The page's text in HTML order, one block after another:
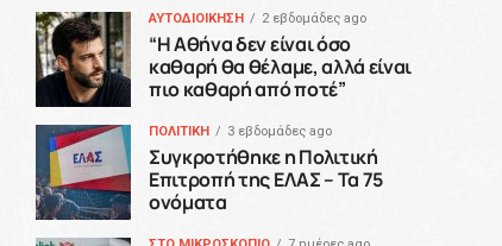
ΑΥΤΟΔΙΟΙΚΗΣΗ 2 εβδομάδες ago
“H Αθήνα δεν είναι όσο
καθαρή θα θέλαμε, αλλά είναι
πιο καθαρή από ποτέ”
ΠΟΛΙΤΙΚΗ 3 εβδομάδες ago
Συγκροτήθηκε η Πολιτική
Επιτροπή της ΕΛΑΣ – Τα 75
ονόματα